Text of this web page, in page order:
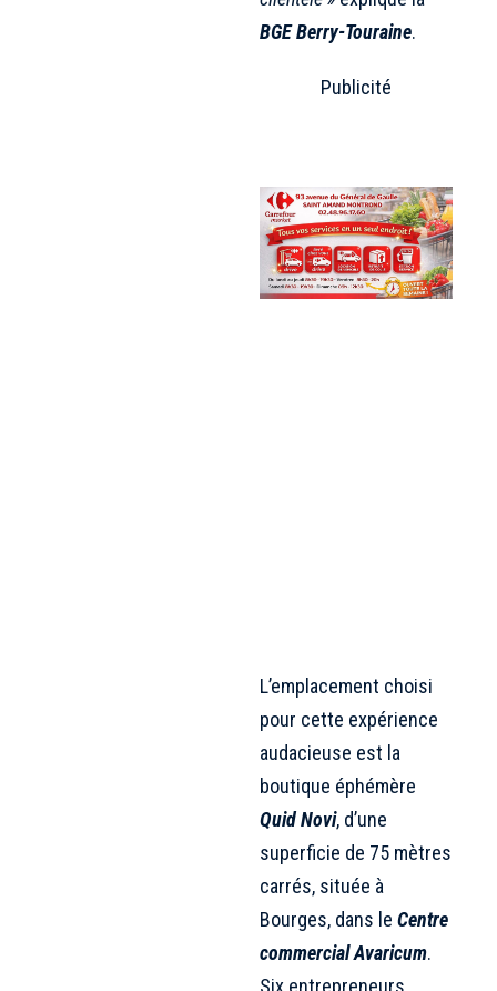
BGE Berry-Touraine.
Publicité
L’emplacement choisi
pour cette expérience
audacieuse est la
boutique éphémère
Quid Novi, d’une
superficie de 75 mètres
carrés, située à
Bourges, dans le Centre
commercial Avaricum.
Six entrepreneurs